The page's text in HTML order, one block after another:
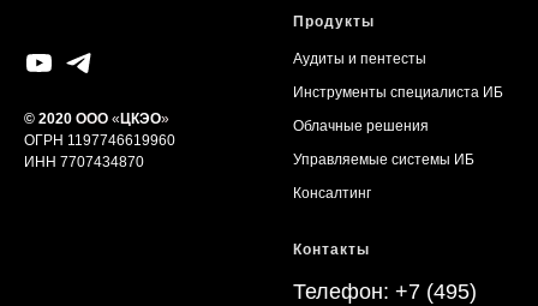
© 2020 ООО « ЦКЭО»
ОГРН 1197746619960
ИНН 7707434870
Продукты
Аудиты и пентесты
Инструменты специалиста ИБ
Облачные решения
Управляемые системы ИБ
Консалтинг
Контакты
Телефон: +7 (495)